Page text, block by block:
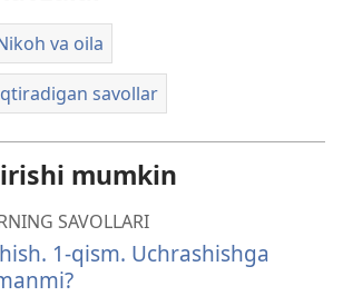
va oila
savollar
mumkin
SAVOLLARI
1-qism. Uchrashishga